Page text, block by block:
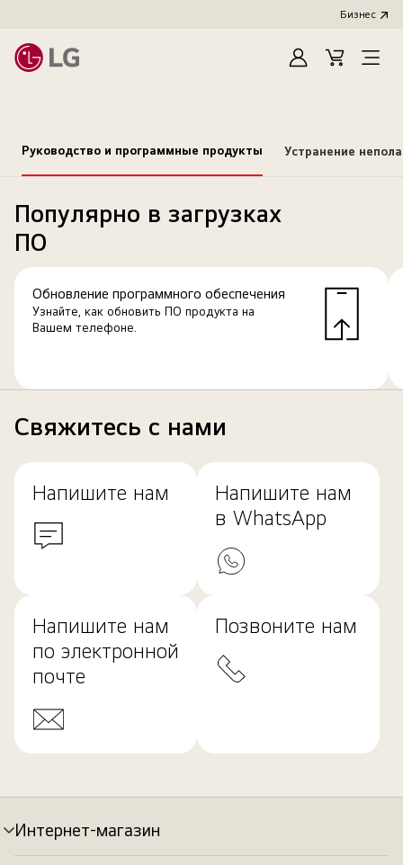
Бизнес
Cart
Open
Руководство и программные продукты Устранение
Популярно в загрузках
ПО
Обновление программного обеспечения
Узнайте, как обновить ПО продукта на
Вашем телефоне.
Свяжитесь с нами
Напишите нам
Напишите нам
в WhatsApp
Напишите нам
по электронной
почте
Позвоните нам
Интернет-магазин
Переключатель
меню